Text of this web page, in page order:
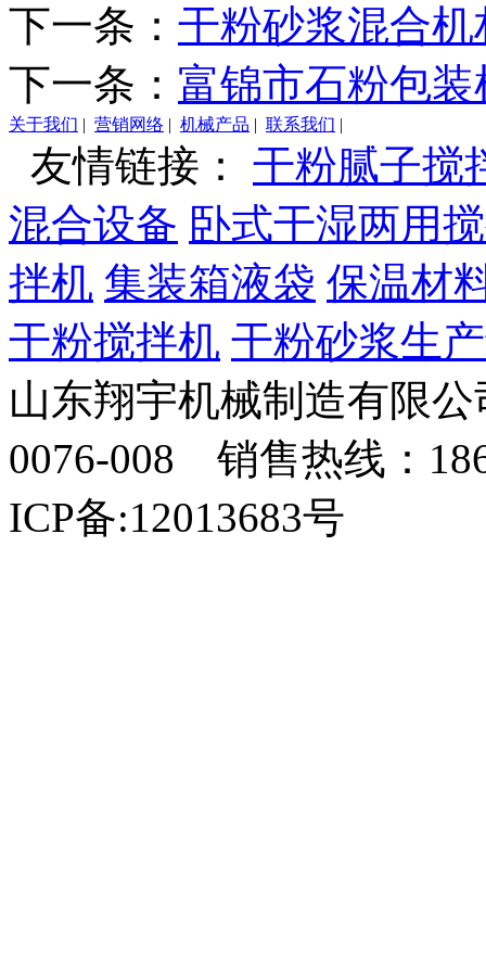
下一条： 干粉砂浆混合
下一条： 富锦市石粉包装
关于我们 | 营销网络 | 机械产品 | 联系我们 |
友情链接： 干粉腻子搅
混合设备 卧式干湿两用
拌机 集装箱液袋 保温材
干粉搅拌机 干粉砂浆生
山东翔宇机械制造有限
0076-008 销售热线：
ICP备:12013683号